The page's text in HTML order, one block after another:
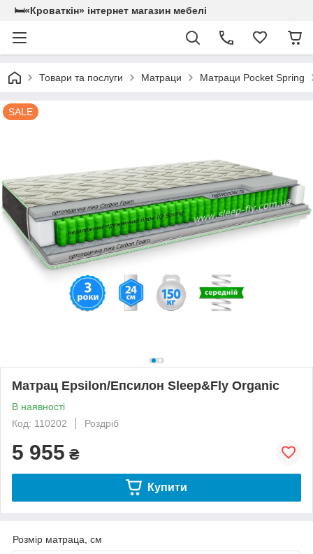
🛏«Кроваткiн» iнтернет магазин мебелi
Товари та послуги Матраци Матраци Pocket Spring
SALE
Матрац Epsilon/Епсилон Sleep&Fly Organic
В наявності
Код: 110202
Роздріб
5 955 ₴
Купити
Розмір матраца, см